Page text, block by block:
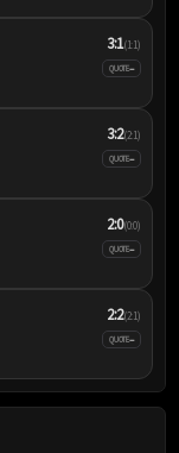
3:1(1:1)
QUOTE–
3:2(2:1)
QUOTE–
2:0(0:0)
QUOTE–
2:2(2:1)
QUOTE–